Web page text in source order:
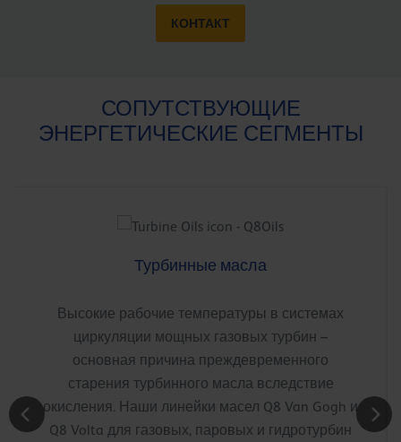
КОНТАКТ
СОПУТСТВУЮЩИЕ
ЭНЕРГЕТИЧЕСКИЕ СЕГМЕНТЫ
Турбинные масла
Высокие рабочие температуры в системах
циркуляции мощных газовых турбин –
основная причина преждевременного
старения турбинного масла вследствие
окисления. Наши линейки масел Q8 Van Gogh и
Q8 Volta для газовых, паровых и гидротурбин